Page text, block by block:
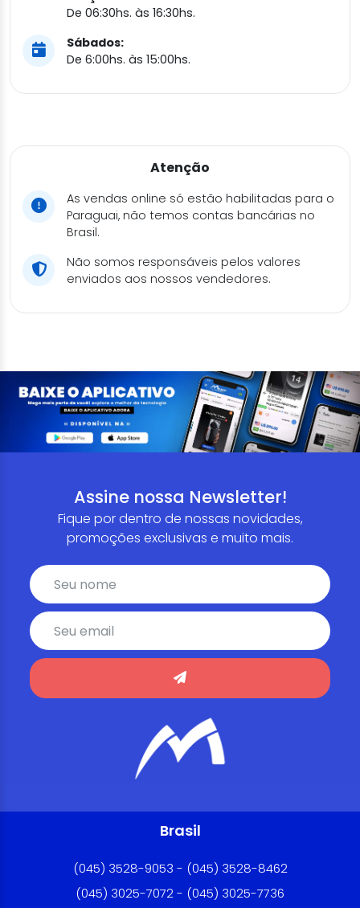
De 06:30hs. às 16:30hs.
Sábados:
De 6:00hs. às 15:00hs.
Atenção
As vendas online só estão habilitadas para o
Paraguai, não temos contas bancárias no
Brasil.
Não somos responsáveis pelos valores
enviados aos nossos vendedores.
Assine nossa Newsletter!
Fique por dentro de nossas novidades,
promoções exclusivas e muito mais.
Brasil
(045) 3528-9053 - (045) 3528-8462
(045) 3025-7072 - (045) 3025-7736